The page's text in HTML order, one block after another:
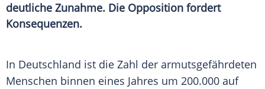
deutliche Zunahme. Die Opposition fordert
Konsequenzen.
In Deutschland ist die Zahl der armutsgefährdeten
Menschen binnen eines Jahres um 200.000 auf